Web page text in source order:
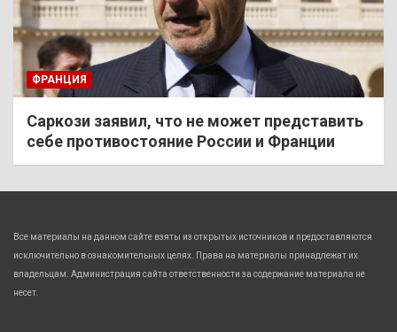
ФРАНЦИЯ
Саркози заявил, что не может представить
себе противостояние России и Франции
Все материалы на данном сайте взяты из открытых источников и предоставляются
исключительно в ознакомительных целях. Права на материалы принадлежат их
владельцам. Администрация сайта ответственности за содержание материала не
несет.